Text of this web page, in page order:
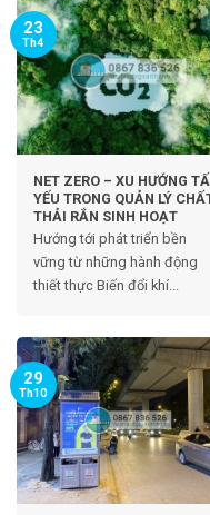
NET ZERO – XU HƯỚNG
YẾU TRONG QUẢN LÝ
THẢI RẮN SINH HOẠT
Hướng tới phát triển bền
vững từ những hành động
thiết thực Biến đổi khí...
23
Th4
29
Th10